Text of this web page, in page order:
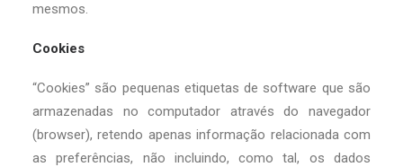
mesmos.
Cookies
“Cookies” são pequenas etiquetas de software que são
armazenadas no computador através do navegador
(browser), retendo apenas informação relacionada com
as preferências, não incluindo, como tal, os dados